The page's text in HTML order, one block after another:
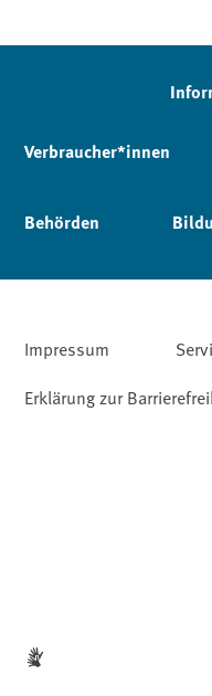
Verbraucher*innen
Behörden
Impressum
Erklärung zur